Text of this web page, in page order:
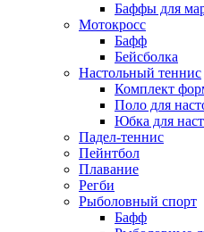
Баффы для
Мотокросс
Бафф
Бейсболка
Настольный теннис
Комплект
Поло для
Юбка для
Падел-теннис
Пейнтбол
Плавание
Регби
Рыболовный спорт
Бафф